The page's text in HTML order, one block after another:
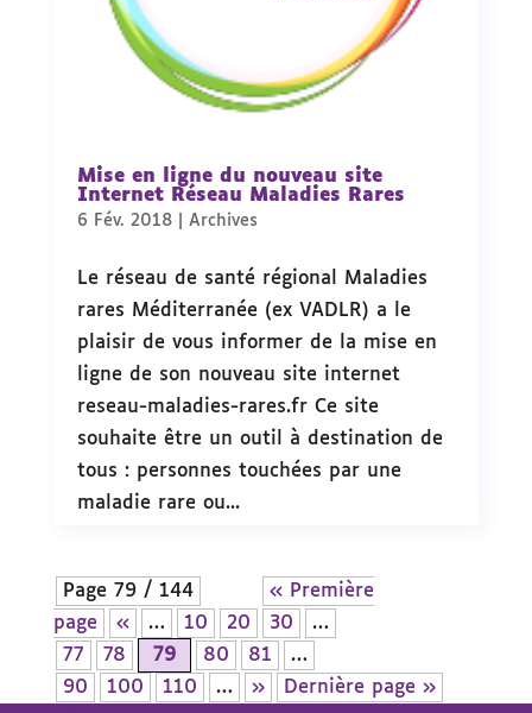
Mise en ligne du nouveau site
Internet Réseau Maladies Rares
6 Fév. 2018| Archives
Le réseau de santé régional Maladies
rares Méditerranée (ex VADLR) a le
plaisir de vous informer de la mise en
ligne de son nouveau site internet
reseau-maladies-rares.fr Ce site
souhaite être un outil à destination de
tous : personnes touchées par une
maladie rare ou...
Page 79 / 144
« Première
page
« … 10 20 30
…
77
78 79 80 81
…
90
100 110 … » Dernière page »